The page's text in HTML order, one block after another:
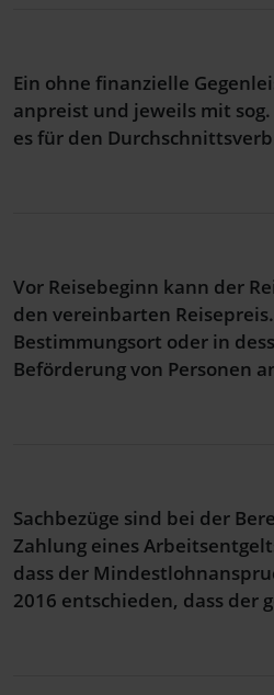
Ein ohne finanzielle
anpreist und jeweils mit
es für den
Vor Reisebeginn kann der
den vereinbarten
Bestimmungsort oder in
Beförderung von Personen
Sachbezüge sind bei der
Zahlung eines
dass der
2016 entschieden, dass der